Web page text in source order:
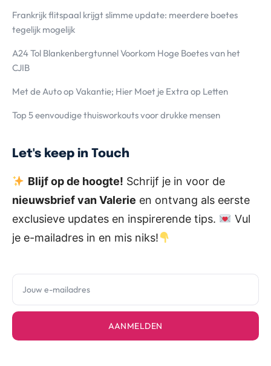
Frankrijk flitspaal krijgt slimme update: meerdere boetes
tegelijk mogelijk
A24 Tol Blankenbergtunnel Voorkom Hoge Boetes van het
CJIB
Met de Auto op Vakantie; Hier Moet je Extra op Letten
Top 5 eenvoudige thuisworkouts voor drukke mensen
Let's keep in Touch
Blijf op de hoogte! Schrijf je in voor de
nieuwsbrief van Valerie en ontvang als eerste
exclusieve updates en inspirerende tips.
Vul
je e-mailadres in en mis niks!
AANMELDEN